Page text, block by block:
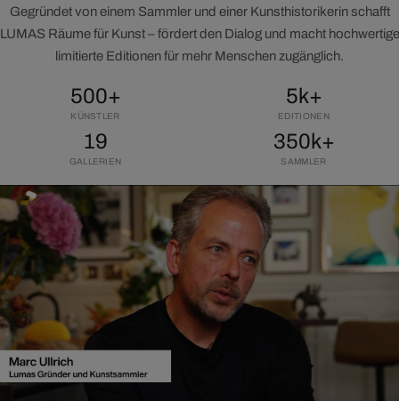
Gegründet von einem Sammler und einer Kunsthistorikerin schafft
LUMAS Räume für Kunst – fördert den Dialog und macht hochwertige
limitierte Editionen für mehr Menschen zugänglich.
500+
KÜNSTLER
5k+
EDITIONEN
19
GALLERIEN
350k+
SAMMLER